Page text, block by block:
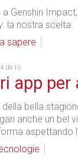
Genshin
la nostra scelta.
sapere
09:15
app
bella
anche un bel
aspettando